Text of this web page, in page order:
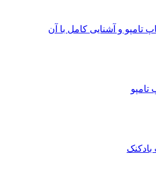
تامپو و آشنایی کامل با آن
تامپو